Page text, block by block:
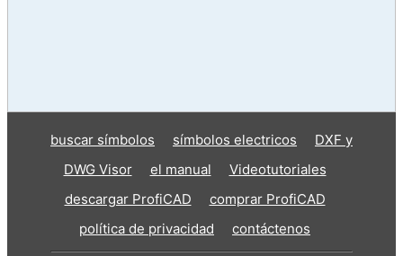
buscar símbolos símbolos electricos
DXF y
DWG Visor
el manual
Videotutoriales
descargar ProfiCAD
comprar ProfiCAD
política de privacidad
contáctenos